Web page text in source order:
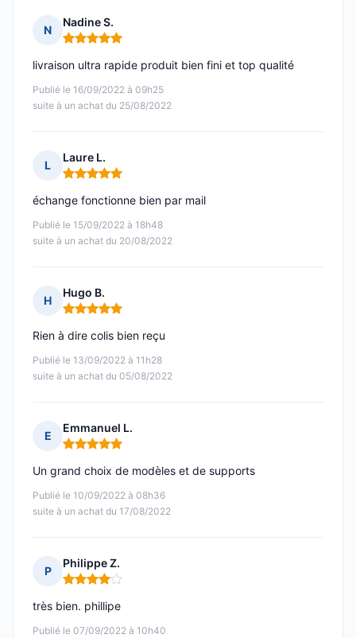
N
Nadine S.
Note : 5 sur 5
Publié le 16/09/2022 à 09h25
suite à un achat du 25/08/2022
livraison ultra rapide produit bien fini et top qualité
L
Laure L.
Note : 5 sur 5
Publié le 15/09/2022 à 18h48
suite à un achat du 20/08/2022
échange fonctionne bien par mail
H
Hugo B.
Note : 5 sur 5
Publié le 13/09/2022 à 11h28
suite à un achat du 05/08/2022
Rien à dire colis bien reçu
E
Emmanuel L.
Note : 5 sur 5
Publié le 10/09/2022 à 08h36
suite à un achat du 17/08/2022
Un grand choix de modèles et de supports
P
Philippe Z.
Note : 4 sur 5
Publié le 07/09/2022 à 10h40
très bien. phillipe